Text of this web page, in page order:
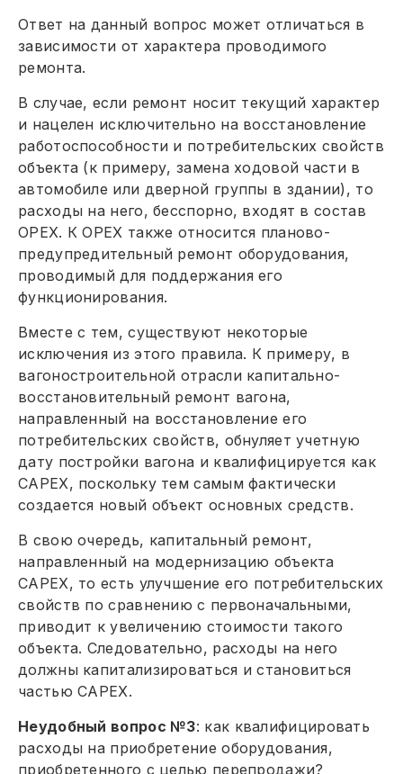
Ответ на данный вопрос может отличаться в
зависимости от характера проводимого
ремонта.
В случае, если ремонт носит текущий характер
и нацелен исключительно на восстановление
работоспособности и потребительских свойств
объекта (к примеру, замена ходовой части в
автомобиле или дверной группы в здании), то
расходы на него, бесспорно, входят в состав
ОРЕХ. К ОРЕХ также относится планово-
предупредительный ремонт оборудования,
проводимый для поддержания его
функционирования.
Вместе с тем, существуют некоторые
исключения из этого правила. К примеру, в
вагоностроительной отрасли капитально-
восстановительный ремонт вагона,
направленный на восстановление его
потребительских свойств, обнуляет учетную
дату постройки вагона и квалифицируется как
САРЕХ, поскольку тем самым фактически
создаетcя новый объект основных средств.
В свою очередь, капитальный ремонт,
направленный на модернизацию объекта
САРЕХ, то есть улучшение его потребительских
свойств по сравнению с первоначальными,
приводит к увеличению стоимости такого
объекта. Следовательно, расходы на него
должны капитализироваться и становиться
частью САРЕХ.
Неудобный вопрос №3: как квалифицировать
расходы на приобретение оборудования,
приобретенного с целью перепродажи?